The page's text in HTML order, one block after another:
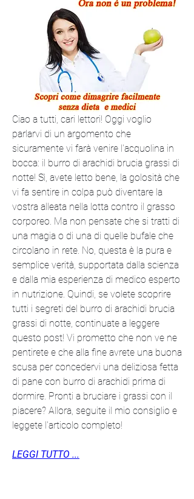
Ciao a tutti, cari lettori! Oggi voglio
parlarvi di un argomento che
sicuramente vi farà venire l'acquolina in
bocca: il burro di arachidi brucia grassi di
notte! Sì, avete letto bene, la golosità che
vi fa sentire in colpa può diventare la
vostra alleata nella lotta contro il grasso
corporeo. Ma non pensate che si tratti di
una magia o di una di quelle bufale che
circolano in rete. No, questa è la pura e
semplice verità, supportata dalla scienza
e dalla mia esperienza di medico esperto
in nutrizione. Quindi, se volete scoprire
tutti i segreti del burro di arachidi brucia
grassi di notte, continuate a leggere
questo post! Vi prometto che non ve ne
pentirete e che alla fine avrete una buona
scusa per concedervi una deliziosa fetta
di pane con burro di arachidi prima di
dormire. Pronti a bruciare i grassi con il
piacere? Allora, seguite il mio consiglio e
leggete l'articolo completo!
LEGGI TUTTO ...